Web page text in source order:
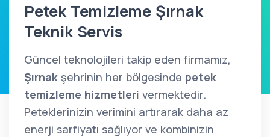
Petek Temizleme Şırnak
Teknik Servis
Güncel teknolojileri takip eden firmamız,
Şırnak şehrinin her bölgesinde petek
temizleme hizmetleri vermektedir.
Peteklerinizin verimini artırarak daha az
enerji sarfiyatı sağlıyor ve kombinizin